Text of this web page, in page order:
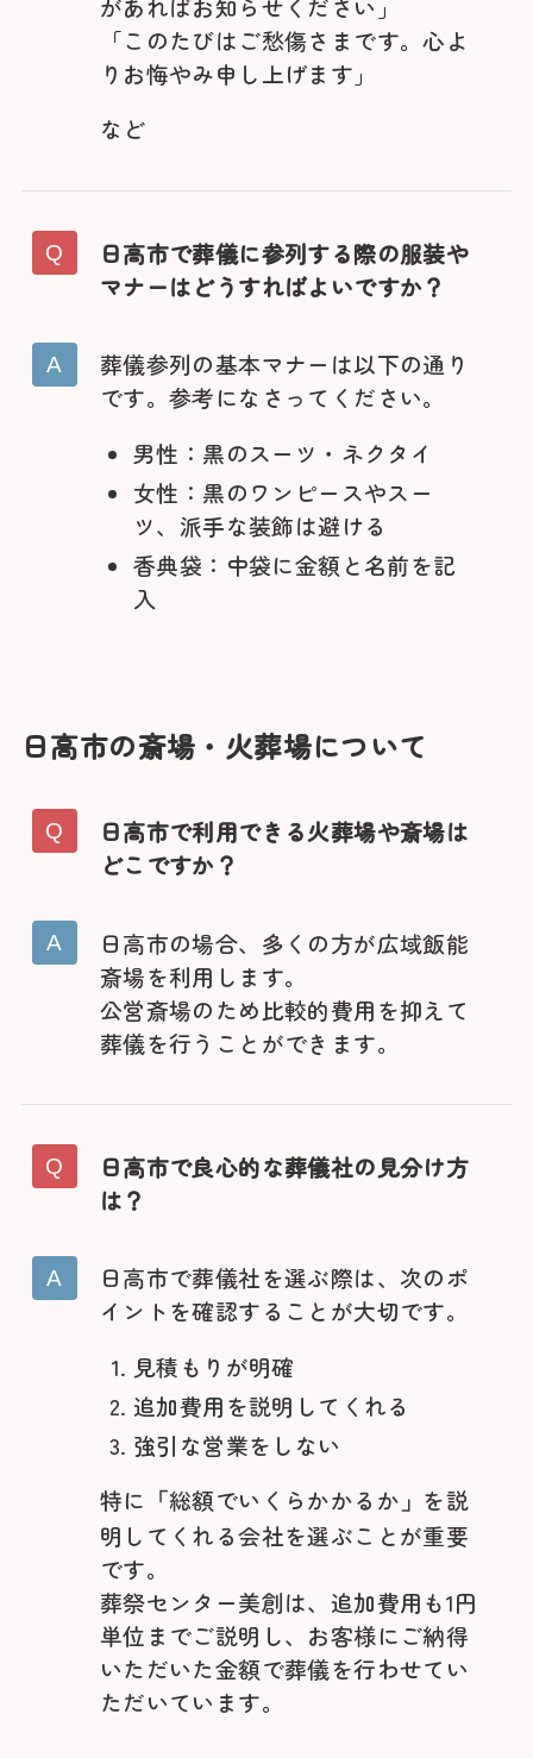
「このたびはご愁傷さまです。心よ
りお悔やみ申し上げます」
など
日高市で葬儀に参列する際の服装や
マナーはどうすればよいですか？
葬儀参列の基本マナーは以下の通り
です。参考になさってください。
男性：黒のスーツ・ネクタイ
女性：黒のワンピースやスー
ツ、派手な装飾は避ける
香典袋：中袋に金額と名前を記
入
日高市の斎場・火葬場について
日高市で利用できる火葬場や斎場は
どこですか？
日高市の場合、多くの方が広域飯能
斎場を利用します。
公営斎場のため比較的費用を抑えて
葬儀を行うことができます。
日高市で良心的な葬儀社の見分け方
は？
日高市で葬儀社を選ぶ際は、次のポ
イントを確認することが大切です。
見積もりが明確
追加費用を説明してくれる
強引な営業をしない
特に
「 総額でいくらかかるか 」 を説
明してくれる会社を選ぶことが重要
です。
葬祭センター美創は、追加費用も1円
単位までご説明し、お客様にご納得
いただいた金額で葬儀を行わせてい
ただいています。